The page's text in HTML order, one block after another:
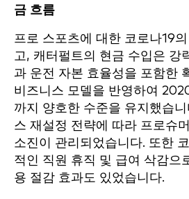
금 흐름
프로 스포츠에 대한 코로나19
고, 캐터펄트의 현금 수입은 강
과 운전 자본 효율성을 포함한
비즈니스 모델을 반영하여
까지 양호한 수준을 유지했습니
스 재설정 전략에 따라 프로슈
소진이 관리되었습니다. 또한
적인 직원 휴직 및 급여 삭감으
용 절감 효과도 있었습니다.